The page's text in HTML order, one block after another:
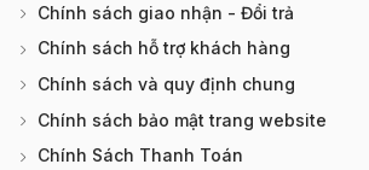
Chính sách giao nhận - Đổi trả
Chính sách hỗ trợ khách hàng
Chính sách và quy định chung
Chính sách bảo mật trang website
Chính Sách Thanh Toán